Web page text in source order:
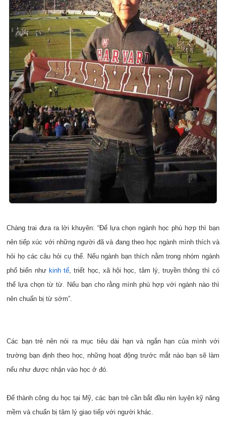
Chàng trai đưa ra lời khuyên: “Để lựa chọn ngành học phù hợp thì bạn
nên tiếp xúc với những người đã và đang theo học ngành mình thích và
hỏi họ các câu hỏi cụ thể. Nếu ngành bạn thích nằm trong nhóm ngành
phổ biến như kinh tế, triết học, xã hội học, tâm lý, truyền thông thì có
thể lựa chọn từ từ. Nếu bạn cho rằng mình phù hợp với ngành nào thì
nên chuẩn bị từ sớm”.
Các bạn trẻ nên nói ra mục tiêu dài hạn và ngắn hạn của mình với
trường bạn định theo học, những hoạt động trước mắt nào bạn sẽ làm
nếu như được nhận vào học ở đó.
Để thành công du học tại Mỹ, các bạn trẻ cần bắt đầu rèn luyện kỹ năng
mềm và chuẩn bị tâm lý giao tiếp với người khác.